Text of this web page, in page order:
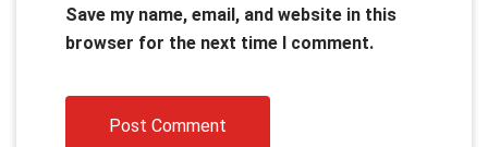
Save my name, email, and website in this
browser for the next time I comment.